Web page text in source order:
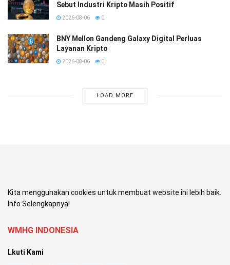
Sebut Industri Kripto Masih Positif
2026-08-06 0
BNY Mellon Gandeng Galaxy Digital Perluas
Layanan Kripto
2026-08-06 0
LOAD MORE
Kita menggunakan cookies untuk membuat website ini lebih baik.
Info Selengkapnya!
WMHG INDONESIA
Lkuti Kami